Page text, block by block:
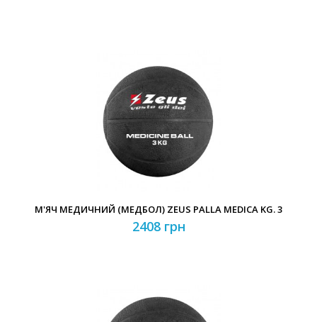
М'ЯЧ МЕДИЧНИЙ (МЕДБОЛ) ZEUS PALLA MEDICA KG. 3
2408 грн